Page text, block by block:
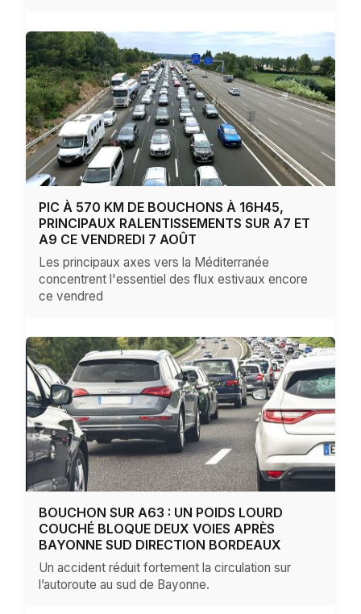
PIC À 570 KM DE BOUCHONS À 16H45,
PRINCIPAUX RALENTISSEMENTS SUR A7 ET
A9 CE VENDREDI 7 AOÛT
Les principaux axes vers la Méditerranée
concentrent l'essentiel des flux estivaux encore
ce vendred
BOUCHON SUR A63 : UN POIDS LOURD
COUCHÉ BLOQUE DEUX VOIES APRÈS
BAYONNE SUD DIRECTION BORDEAUX
Un accident réduit fortement la circulation sur
l’autoroute au sud de Bayonne.